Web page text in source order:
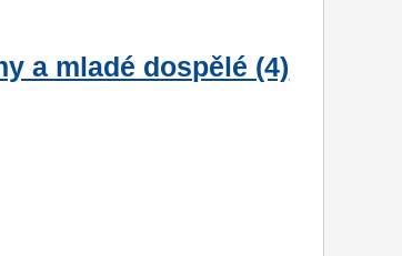
a mladé dospělé (4)